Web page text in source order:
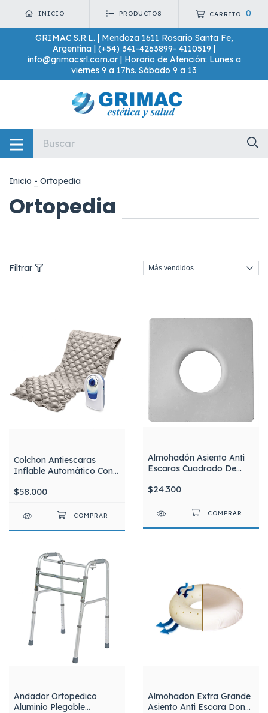
INICIO PRODUCTOS CARRITO 0
GRIMAC S.R.L. | Mendoza 1611 Rosario Santa Fe,
Argentina | (+54) 341-4263899- 4110519 |
info@grimacsrl.com.ar| Horario de Atención: Lunes a
viernes 9 a 17hs. Sábado 9 a 13
Inicio - Ortopedia
Ortopedia
Filtrar
Colchon Antiescaras
Inflable Automático Con
303
$58.000
Almohadón Asiento Anti
Escaras Cuadrado De
$24.300
Andador Ortopedico
Aluminio Plegable
Almohadon Extra Grande
Asiento Anti Escara Dona